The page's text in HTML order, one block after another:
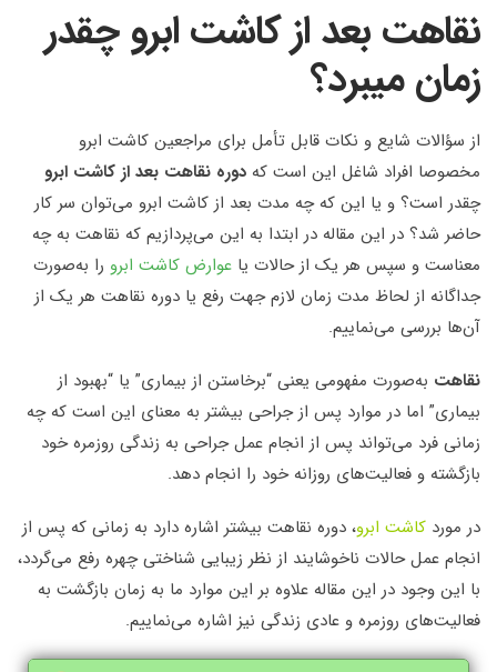
نقاهت بعد از کاشت ابرو چقدر
زمان میبرد؟
از سؤالات شایع و نکات قابل تأمل برای مراجعین کاشت ابرو
مخصوصا افراد شاغل این است که دوره نقاهت بعد از کاشت ابرو
چقدر است؟ و یا این که چه مدت بعد از کاشت ابرو می‌توان سر کار
حاضر شد؟ در این مقاله در ابتدا به این می‌پردازیم که نقاهت به چه
معناست و سپس هر یک از حالات یا عوارض کاشت ابرو را به‌صورت
جداگانه از لحاظ مدت زمان لازم جهت رفع یا دوره نقاهت هر یک از
آن‌ها بررسی می‌نماییم.
نقاهت به‌صورت مفهومی یعنی “برخاستن از بیماری” یا “بهبود از
بیماری” اما در موارد پس از جراحی بیشتر به معنای این است که چه
زمانی فرد می‌تواند پس از انجام عمل جراحی به زندگی روزمره خود
بازگشته و فعالیت‌های روزانه خود را انجام دهد.
در مورد کاشت ابرو، دوره نقاهت بیشتر اشاره دارد به زمانی که پس از
انجام عمل حالات ناخوشایند از نظر زیبایی شناختی چهره رفع می‌گردد،
با این وجود در این مقاله علاوه بر این موارد ما به زمان بازگشت به
فعالیت‌های روزمره و عادی زندگی نیز اشاره می‌نماییم.